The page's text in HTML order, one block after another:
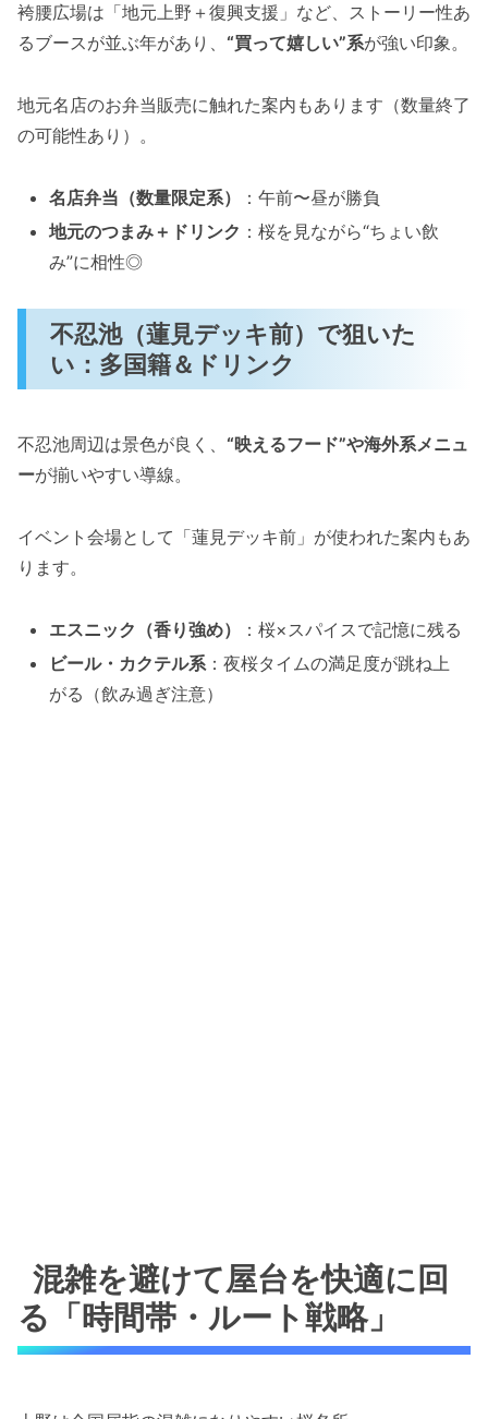
袴腰広場は「地元上野＋復興支援」など、ストーリー性あ
るブースが並ぶ年があり、 “買って嬉しい”系が強い印象。
地元名店のお弁当販売に触れた案内もあります（数量終了
の可能性あり）。
名店弁当（数量限定系）
：午前〜昼が勝負
地元のつまみ＋ドリンク ：桜を見ながら“ちょい飲
み”に相性◎
不忍池（蓮見デッキ前）で狙いた
い：多国籍＆ドリンク
不忍池周辺は景色が良く、 “映えるフード”や海外系メニュ
ーが揃いやすい導線。
イベント会場として「蓮見デッキ前」が使われた案内もあ
ります。
エスニック（香り強め）
：桜×スパイスで記憶に残る
ビール・カクテル系 ：夜桜タイムの満足度が跳ね上
がる（飲み過ぎ注意）
混雑を避けて屋台を快適に回
る「時間帯・ルート戦略」